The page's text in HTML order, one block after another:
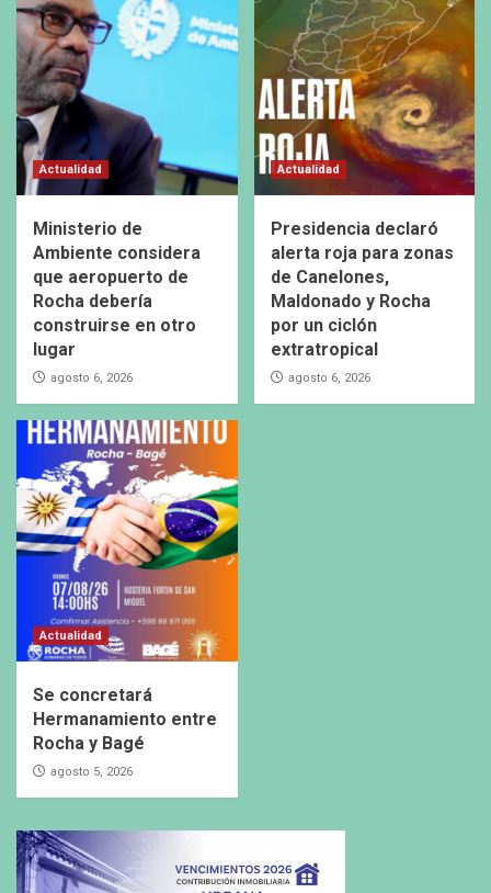
Actualidad
Ministerio de
Ambiente considera
que aeropuerto de
Rocha debería
construirse en otro
lugar
agosto 6, 2026
Actualidad
Presidencia declaró
alerta roja para zonas
de Canelones,
Maldonado y Rocha
por un ciclón
extratropical
agosto 6, 2026
Actualidad
Se concretará
Hermanamiento entre
Rocha y Bagé
agosto 5, 2026